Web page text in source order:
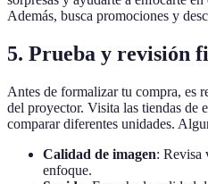
Además, busca promociones y
5. Prueba y revisión
Antes de formalizar tu compra, es
del proyector. Visita las tiendas de
comparar diferentes unidades.
Calidad de imagen: Revisa
enfoque.